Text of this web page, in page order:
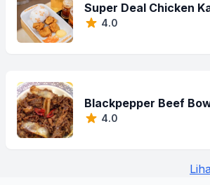
Super Deal Chicken
4.0
Blackpepper Beef
4.0